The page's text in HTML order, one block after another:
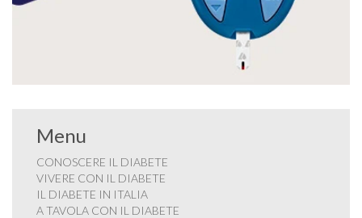
Menu
CONOSCERE IL DIABETE
VIVERE CON IL DIABETE
IL DIABETE IN ITALIA
A TAVOLA CON IL DIABETE